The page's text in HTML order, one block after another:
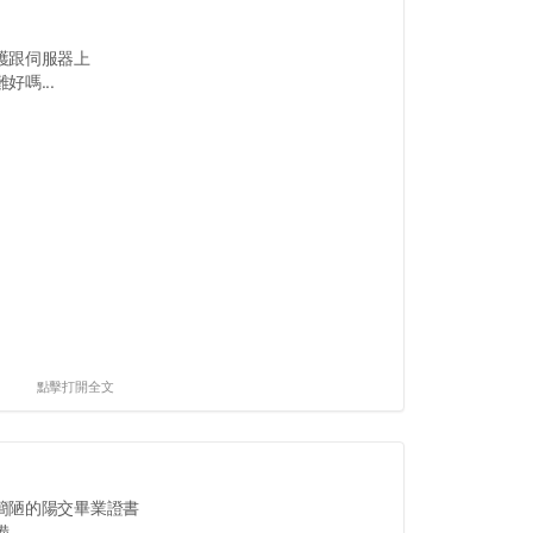
跟伺服器上
好嗎...
點擊打開全文
陋的陽交畢業證書